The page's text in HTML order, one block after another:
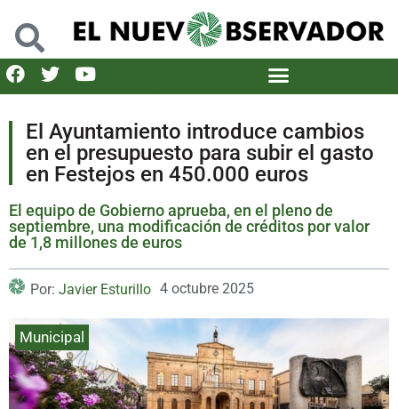
El Ayuntamiento introduce cambios
en el presupuesto para subir el gasto
en Festejos en 450.000 euros
El equipo de Gobierno aprueba, en el pleno de
septiembre, una modificación de créditos por valor
de 1,8 millones de euros
Por: Javier Esturillo 4 octubre 2025
Municipal